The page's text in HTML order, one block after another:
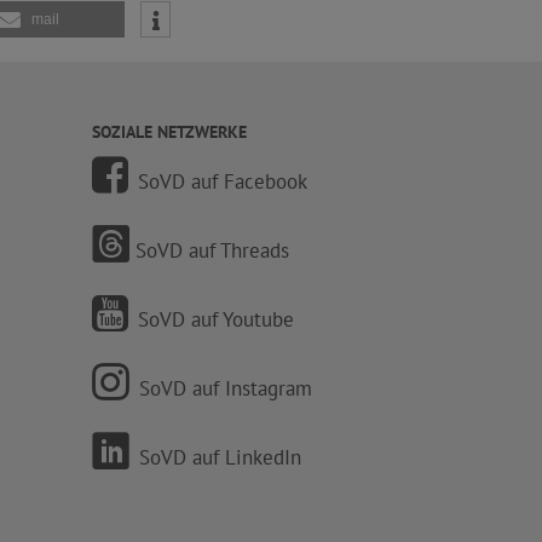
mail
SOZIALE NETZWERKE
SoVD auf Facebook
SoVD auf Threads
SoVD auf Youtube
SoVD auf Instagram
SoVD auf LinkedIn